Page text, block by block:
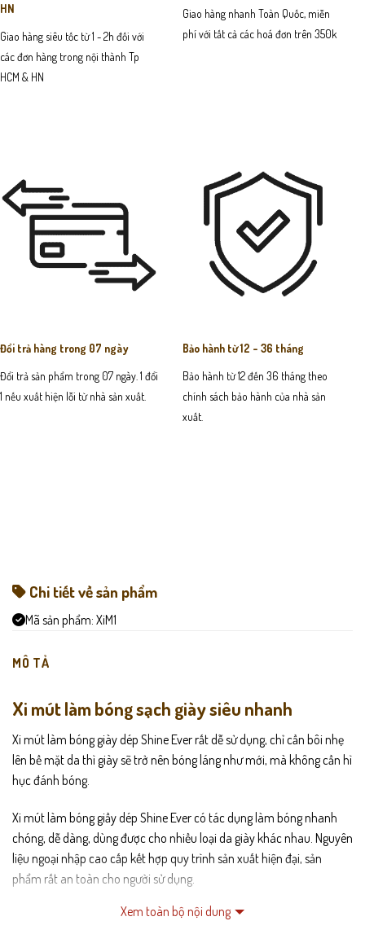
HN
Giao hàng siêu tốc từ 1 - 2h đối với
các đơn hàng trong nội thành Tp
HCM & HN
Giao hàng nhanh Toàn Quốc, miễn
phí với tất cả các hoá đơn trên 350k
Đổi trả hàng trong 07 ngày
Đổi trả sản phẩm trong 07 ngày. 1 đổi
1 nếu xuất hiện lỗi từ nhà sản xuất.
Bảo hành từ 12 - 36 tháng
Bảo hành từ 12 đến 36 tháng theo
chính sách bảo hành của nhà sản
xuất.
Chi tiết về sản phẩm
Mã sản phẩm: XiM1
MÔ TẢ
Xi mút làm bóng sạch giày siêu nhanh
Xi mút làm bóng giày dép Shine Ever rất dễ sử dụng, chỉ cần bôi nhẹ
lên bề mặt da thì giày sẽ trở nên bóng láng như mới, mà không cần hì
hục đánh bóng.
Xi mút làm bóng giầy dép Shine Ever có tác dụng làm bóng nhanh
chóng, dễ dàng, dùng được cho nhiều loại da giày khác nhau. Nguyên
liệu ngoại nhập cao cấp kết hợp quy trình sản xuất hiện đại, sản
phẩm rất an toàn cho người sử dụng.
Xi mút làm bóng giày dép –Shine Ever: làm bóng da trong vòng 10
Xem toàn bộ nội dung